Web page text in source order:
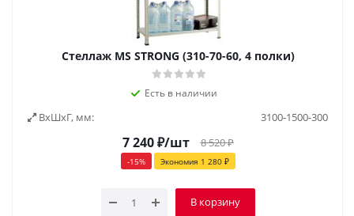
Стеллаж MS STRONG (310-70-60, 4 полки)
Есть в наличии
ВxШxГ, мм: 3100-1500-300
7 240₽/шт 8 520₽
-15% Экономия 1 280₽
В корзину